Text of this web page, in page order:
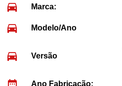
Marca:
Modelo/Ano
Versão
Ano Fabricação: